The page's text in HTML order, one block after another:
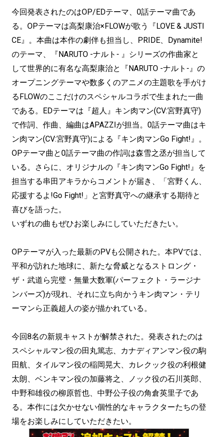
今回発表されたのはOP/EDテーマ、0話テーマ曲であ
る。OPテーマは高梨康治×FLOWが歌う『LOVE & JUSTI
CE』。本曲は本作の劇伴も担当し、PRIDE、Dynamite!
のテーマ、『NARUTO -ナルト- 』シリーズの作曲家と
して世界的に有名な高梨康治と『NARUTO -ナルト-』の
オープニングテーマや数多くのアニメの主題歌を手がけ
るFLOWのここだけのスペシャルコラボで生まれた一曲
である。EDテーマは『超人』キン肉マン(CV:宮野真守)
で作詞、作曲、編曲はAPAZZIが担当。0話テーマ曲はキ
ン肉マン(CV:宮野真守)による『キン肉マンGo Fight!』。
OPテーマ曲と0話テーマ曲の作詞は森雪之丞が担当して
いる。さらに、オリジナルの『キン肉マンGo Fight!』を
担当する串田アキラからコメントが届き、「宮野くん、
応援するよ!Go Fight!」と宮野真守への継承する期待と
喜びを語った。
いずれの曲もぜひお楽しみにしていただきたい。
OPテーマが入った最新のPVも公開された。本PVでは、
平和が訪れた地球に、新たな脅威となるストロング・
ザ・武道ら完璧・無量大数軍(パーフェクト・ラージナ
ンバーズ)が現れ、それに立ち向かうキン肉マン・テリ
ーマンら正義超人の姿が描かれている。
今回8名の新規キャストが解禁された。発表されたのは
スペシャルマン役の田丸篤志、カナディアンマン役の駒
田航、タイルマン役の稲岡晃大、カレクック役の利根健
太朗、ベンキマン役の加藤将之、ノック役の石川英郎、
中野和雄役の柳原哲也、中野公子役の角倉英里子であ
る。本作には欠かせない個性的なキャラクターたちの登
場をお楽しみにしていただきたい。